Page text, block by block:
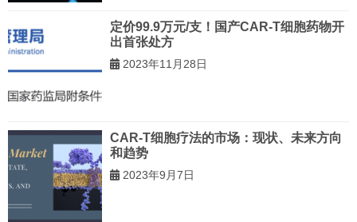
定价99.9万元/支！国产CAR-T细胞药物开
出首张处方
2023年11月28日
CAR-T细胞疗法的市场：现状、未来方向
和趋势
2023年9月7日